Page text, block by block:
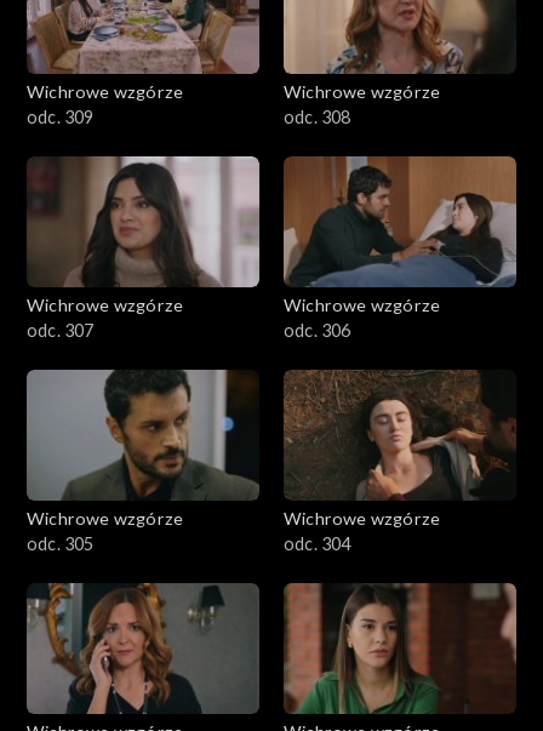
Wichrowe wzgórze
odc. 309
Wichrowe wzgórze
odc. 308
Wichrowe wzgórze
odc. 307
Wichrowe wzgórze
odc. 306
Wichrowe wzgórze
odc. 305
Wichrowe wzgórze
odc. 304